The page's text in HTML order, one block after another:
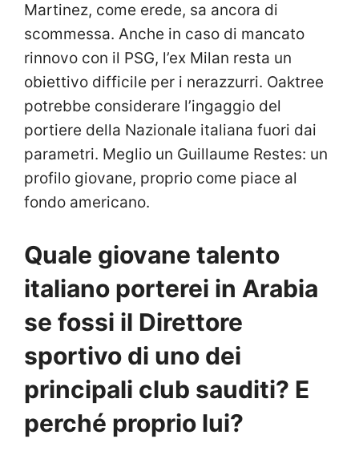
Martinez, come erede, sa ancora di
scommessa. Anche in caso di mancato
rinnovo con il PSG, l’ex Milan resta un
obiettivo difficile per i nerazzurri. Oaktree
potrebbe considerare l’ingaggio del
portiere della Nazionale italiana fuori dai
parametri. Meglio un Guillaume Restes: un
profilo giovane, proprio come piace al
fondo americano.
Quale giovane talento
italiano porterei in Arabia
se fossi il Direttore
sportivo di uno dei
principali club sauditi? E
perché proprio lui?